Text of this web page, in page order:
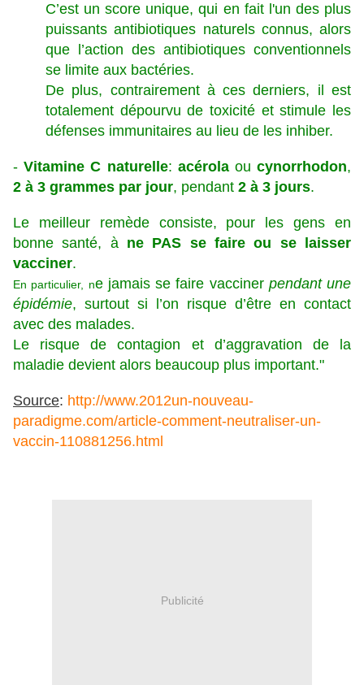
C’est un score unique, qui en fait l'un des plus
puissants antibiotiques naturels connus, alors
que l’action des antibiotiques conventionnels
se limite aux bactéries.
De plus, contrairement à ces derniers, il est
totalement dépourvu de toxicité et stimule les
défenses immunitaires au lieu de les inhiber.
-Vitamine C naturelle: acérola oucynorrhodon,
2 à 3 grammes par jour, pendant 2 à 3 jours.
Le meilleur remède consiste, pour les gens en
bonne santé, à ne PAS se faire ou se laisser
vacciner.
En particulier, ne jamais se faire vacciner pendant une
épidémie, surtout si l’on risque d’être en contact
avec des malades.
Le risque de contagion et d’aggravation de la
maladie devient alors beaucoup plus important."
Source: http://www.2012un-nouveau-
paradigme.com/article-comment-neutraliser-un-
vaccin-110881256.html
Publicité